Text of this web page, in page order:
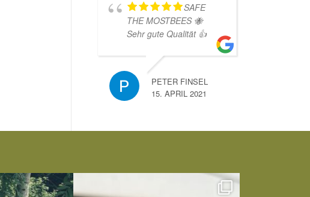
SAFE
THE MOSTBEES 🐝
Sehr gute Qualität 👍
PETER FINSEL
15. APRIL 2021